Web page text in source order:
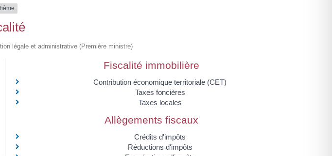
légale et administrative (Première ministre)
Fiscalité immobilière
Contribution économique territoriale (CET)
Taxes foncières
Taxes locales
Allègements fiscaux
Crédits d'impôts
Réductions d'impôts